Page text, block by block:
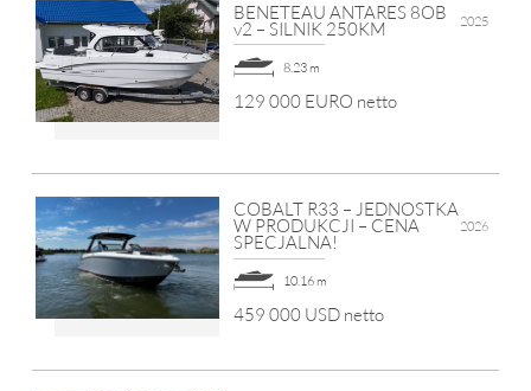
BENETEAU ANTARES 8OB
v2 – SILNIK 250KM 2025
8.23 m
129 000 EURO netto
COBALT R33 – JEDNOSTKA
W PRODUKCJI – CENA
SPECJALNA!
2026
10.16 m
459 000 USD netto